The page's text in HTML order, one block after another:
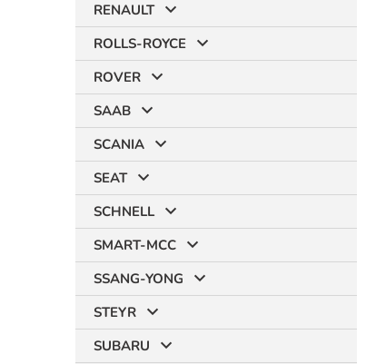
RENAULT
ROLLS-ROYCE
ROVER
SAAB
SCANIA
SEAT
SCHNELL
SMART-MCC
SSANG-YONG
STEYR
SUBARU